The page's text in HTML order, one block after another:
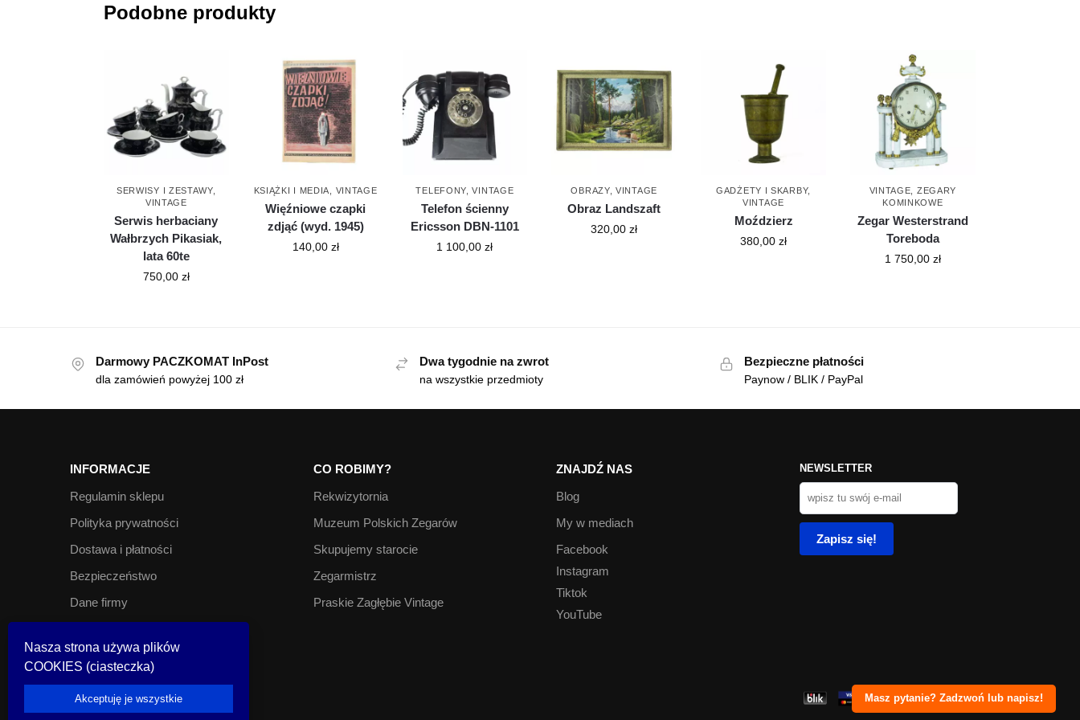
Masz pytanie? Zadzwoń lub napisz!
Podobne produkty
SERWISY I ZESTAWY,
VINTAGE
Serwis herbaciany
Wałbrzych Pikasiak,
lata 60te
750,00 zł
KSIĄŻKI I MEDIA VINTAGE
Więźniowe czapki
zdjąć (wyd. 1945)
140,00 zł
TELEFONY ,VINTAGE
Telefon ścienny
Ericsson DBN-1101
1 100,00zł
OBRAZY,VINTAGE
Obraz Landszaft
320,00zł
GADŻETY I SKARBY,
VINTAGE
Moździerz
380,00zł
VINTAGE
ZEGARY
KOMINKOWE
Zegar Westerstrand
Toreboda
1 750,00 zł
Darmowy PACZKOMAT InPost
dla zamówień powyżej 100 zł
Dwa tygodnie na zwrot
na wszystkie przedmioty
Bezpieczne płatności
Paynow / BLIK / PayPal
INFORMACJE
Regulamin sklepu
Polityka prywatności
Dostawa i płatności
Bezpieczeństwo
Dane firmy
CO ROBIMY?
Rekwizytornia
Muzeum Polskich Zegarów
Skupujemy starocie
Zegarmistrz
Praskie Zagłębie Vintage
ZNAJDŹ NAS
Blog
My w mediach
Facebook
Instagram
Tiktok
YouTube
NEWSLETTER
© Look Inside 2023
Nasza strona używa plików
COOKIES (ciasteczka)
Akceptuję je wszystkie